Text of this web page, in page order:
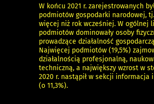
W końcu 2021 r. zarejestrowanych
podmiotów gospodarki narodowej,
więcej niż rok wcześniej. W ogólnej
podmiotów dominowały osoby
prowadzące działalność
Najwięcej podmiotów (19,5%)
działalnością profesjonalną,
techniczną, a największy wzrost w
2020 r. nastąpił w sekcji informacja
(o 11,3%).